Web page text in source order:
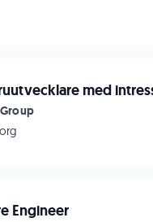
med
Engineer